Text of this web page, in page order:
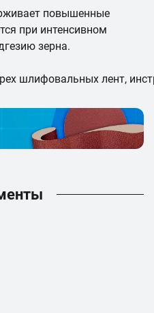
повышенные
при интенсивном
зерна.
шлифовальных лент,